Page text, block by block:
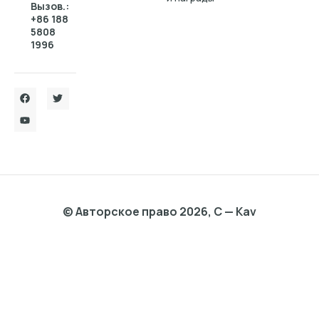
Вызов.:
+86 188
5808
1996
© Авторское право 2026, C — Kav